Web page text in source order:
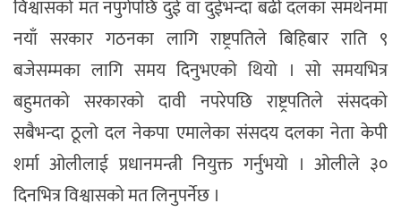
विश्वासको मत नपुगेपछि दुई वा दुईभन्दा बढी दलका समर्थनमा
नयाँ सरकार गठनका लागि राष्ट्रपतिले बिहिबार राति ९
बजेसम्मका लागि समय दिनुभएको थियो । सो समयभित्र
बहुमतको सरकारको दावी नपरेपछि राष्ट्रपतिले संसदको
सबैभन्दा ठूलो दल नेकपा एमालेका संसदय दलका नेता केपी
शर्मा ओलीलाई प्रधानमन्त्री नियुक्त गर्नुभयो । ओलीले ३०
दिनभित्र विश्वासको मत लिनुपर्नेछ ।